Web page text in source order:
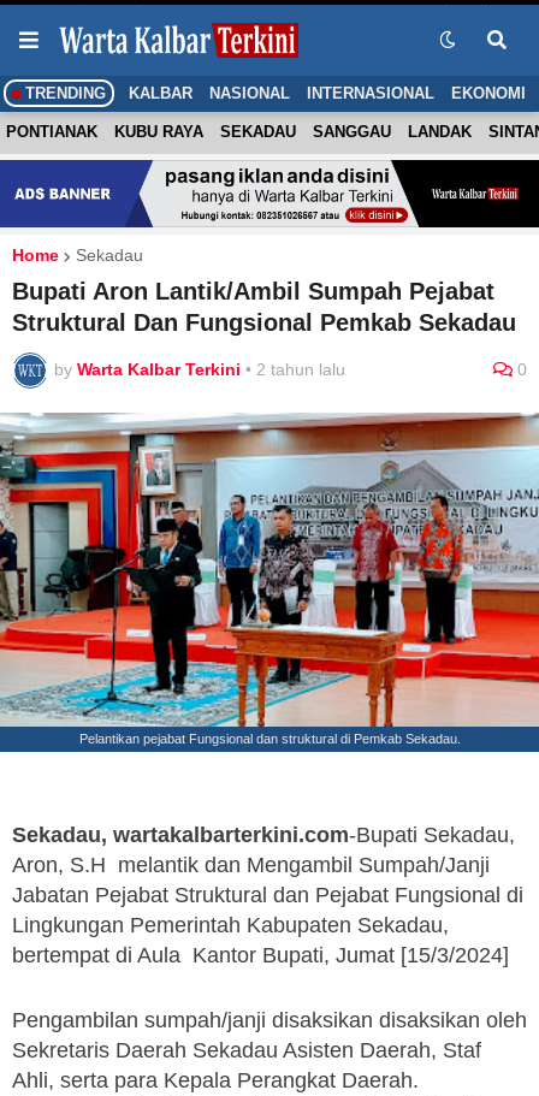
TRENDING KALBAR NASIONAL INTERNASIONAL EKONOMI
PONTIANAK KUBU RAYA SEKADAU SANGGAU LANDAK
Home Sekadau
Bupati Aron Lantik/Ambil Sumpah Pejabat
Struktural Dan Fungsional Pemkab Sekadau
by Warta Kalbar Terkini • 2 tahun lalu 0
Pelantikan pejabat Fungsional dan struktural di Pemkab Sekadau.
Sekadau, wartakalbarterkini.com-Bupati Sekadau,
Aron, S.H melantik dan Mengambil Sumpah/Janji
Jabatan Pejabat Struktural dan Pejabat Fungsional di
Lingkungan Pemerintah Kabupaten Sekadau,
bertempat di Aula Kantor Bupati, Jumat [15/3/2024]
Pengambilan sumpah/janji disaksikan disaksikan oleh
Sekretaris Daerah Sekadau Asisten Daerah, Staf
Ahli, serta para Kepala Perangkat Daerah.